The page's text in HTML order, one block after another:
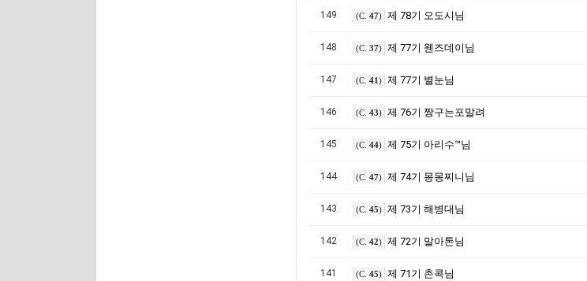
149 (C. 47) 제 78기 오도시님
148 (C. 37) 제 77기 웬즈데이님
147 (C. 41) 제 77기 별눈님
146 (C. 43) 제 76기 짱구는포말려
145 (C. 44) 제 75기 아리수™님
144 (C. 47) 제 74기 몽몽찌니님
143 (C. 45) 제 73기 해병대님
142 (C. 42) 제 72기 말아톤님
141 (C. 45) 제 71기 촌콕님